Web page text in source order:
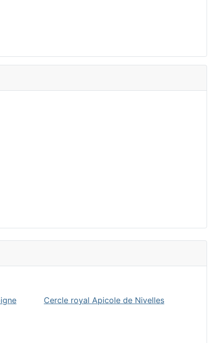
Cercle royal Apicole de Nivelles